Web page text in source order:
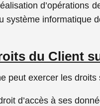
d’opérations
système informatique
du Client
peut exercer les
d’accès à ses